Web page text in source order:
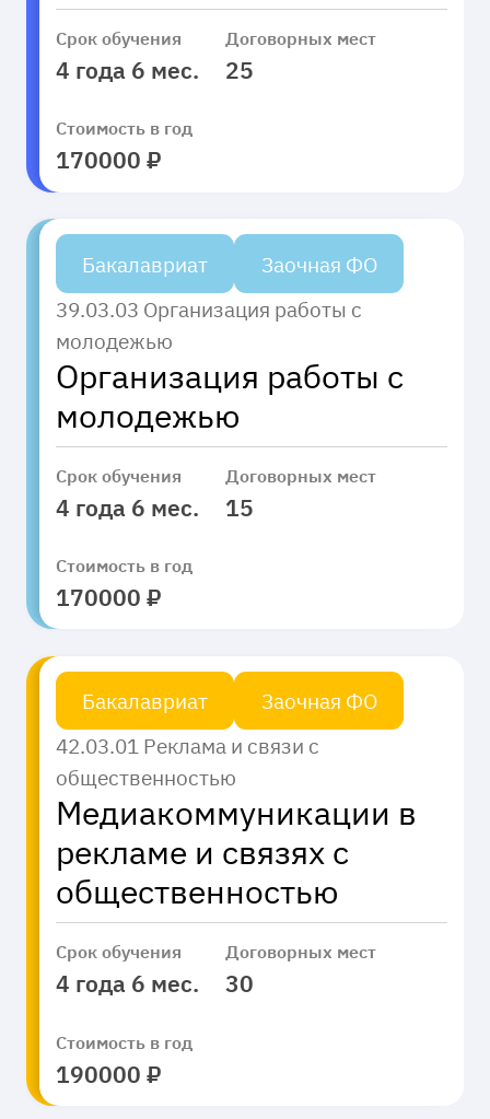
Срок обучения
4 года 6 мес.
Договорных мест
25
Стоимость в год
170000 ₽
Бакалавриат
Заочная ФО
39.03.03 Организация работы с
молодежью
Организация работы с
молодежью
Срок обучения
4 года 6 мес.
Договорных мест
15
Стоимость в год
170000 ₽
Бакалавриат
Заочная ФО
42.03.01 Реклама и связи с
общественностью
Медиакоммуникации в
рекламе и связях с
общественностью
Срок обучения
4 года 6 мес.
Договорных мест
30
Стоимость в год
190000 ₽